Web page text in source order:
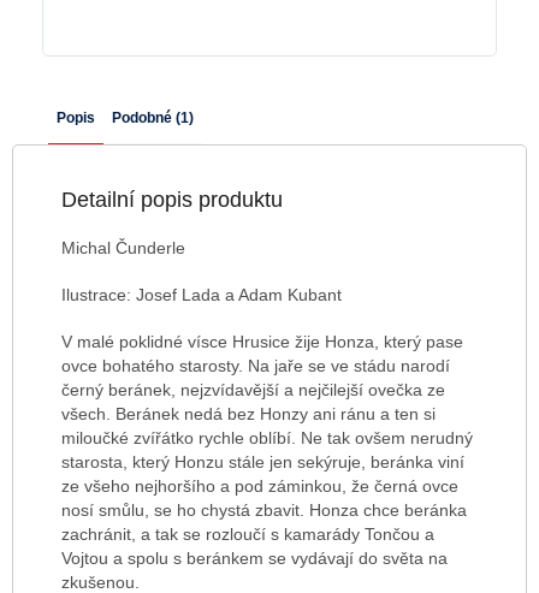
Popis Podobné (1)
Detailní popis produktu
Michal Čunderle
Ilustrace: Josef Lada a Adam Kubant
V malé poklidné vísce Hrusice žije Honza, který pase
ovce bohatého starosty. Na jaře se ve stádu narodí
černý beránek, nejzvídavější a nejčilejší ovečka ze
všech. Beránek nedá bez Honzy ani ránu a ten si
miloučké zvířátko rychle oblíbí. Ne tak ovšem nerudný
starosta, který Honzu stále jen sekýruje, beránka viní
ze všeho nejhoršího a pod záminkou, že černá ovce
nosí smůlu, se ho chystá zbavit. Honza chce beránka
zachránit, a tak se rozloučí s kamarády Tončou a
Vojtou a spolu s beránkem se vydávají do světa na
zkušenou.